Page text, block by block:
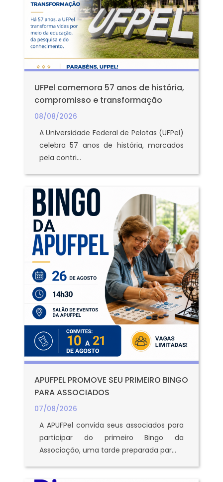
UFPel comemora 57 anos de história,
compromisso e transformação
08/08/2026
A Universidade Federal de Pelotas (UFPel)
celebra 57 anos de história, marcados
pela contri...
APUFPEL PROMOVE SEU PRIMEIRO BINGO
PARA ASSOCIADOS
07/08/2026
A APUFPel convida seus associados para
participar do primeiro Bingo da
Associação, uma tarde preparada par...